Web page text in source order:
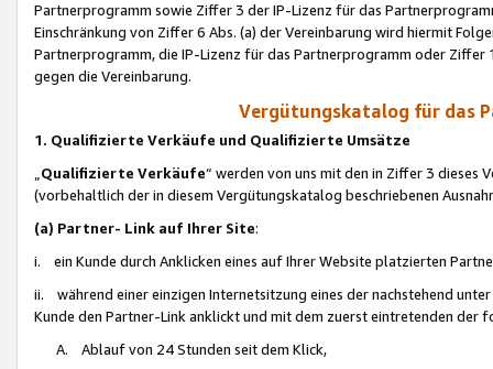
Partnerprogramm sowie Ziffer 3 der IP-Lizenz für das
Einschränkung von Ziffer 6 Abs. (a) der Vereinbarung wird hiermit
Partnerprogramm, die IP-Lizenz für das Partnerprogramm oder
gegen die Vereinbarung.
Vergütungskatalog für das
1. Qualifizierte Verkäufe und Qualifizierte Umsätze
Qualifizierte Verkäufe“ werden von uns mit den in Ziffer 3
(vorbehaltlich der in diesem Vergütungskatalog beschriebenen
(a) Partner- Link auf Ihrer Site:
i. ein Kunde durch Anklicken eines auf Ihrer Website platzierten
ii. während einer einzigen Internetsitzung eines der nachstehend
Kunde den Partner-Link anklickt und mit dem zuerst eintretenden der
A. Ablauf von 24 Stunden seit dem Klick,